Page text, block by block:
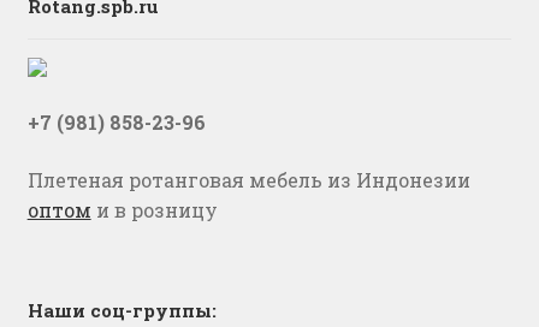
Rotang.spb.ru
+7 (981) 858-23-96
Плетеная ротанговая мебель из Индонезии
оптом и в розницу
Наши соц-группы: